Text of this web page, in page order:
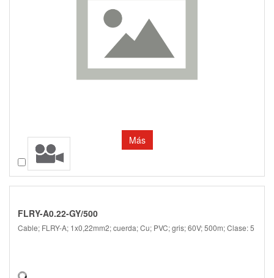
Más
Comparar
FLRY-A0.22-GY/500
Cable; FLRY-A; 1x0,22mm2; cuerda; Cu; PVC; gris; 60V; 500m; Clase: 5